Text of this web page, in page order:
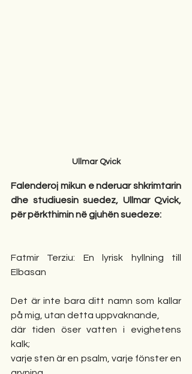
Ullmar Qvick
Falenderoj mikun e nderuar shkrimtarin
dhe studiuesin suedez, Ullmar Qvick,
për përkthimin në gjuhën suedeze:
Fatmir Terziu: En lyrisk hyllning till
Elbasan
Det är inte bara ditt namn som kallar
på mig, utan detta uppvaknande,
där tiden öser vatten i evighetens
kalk;
varje sten är en psalm, varje fönster en